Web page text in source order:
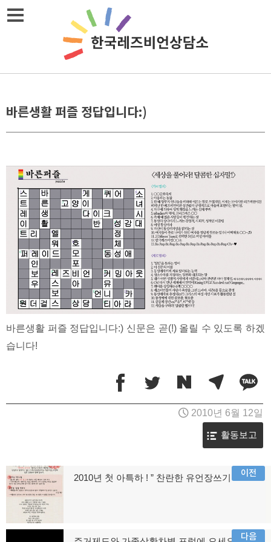
Skip
바른생활 퍼즐 정답입니다:)
바른생활 퍼즐 정답입니다:) 신문은 곧(!) 올릴 수 있도록 하겠
습니다!
2010년 6월 12일
활동보고
글
탐
색
이전
이
전
글:
2010년 첫 아특하 ! ” 찬란한 유언장쓰기 !”
다음